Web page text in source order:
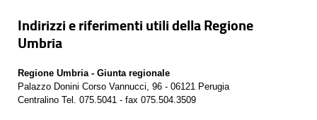
Indirizzi e riferimenti utili della Regione
Umbria
Regione Umbria - Giunta regionale
Palazzo Donini Corso Vannucci, 96 - 06121 Perugia
Centralino Tel. 075.5041 - fax 075.504.3509